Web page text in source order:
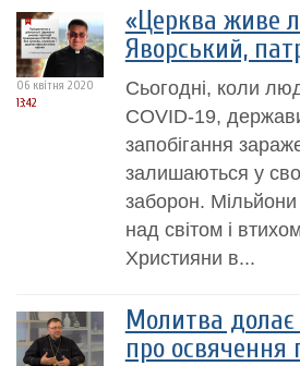
06 квітня 2020
13:42
«Церква живе
Яворський,
Сьогодні, коли
COVID-19,
запобігання
залишаються у
заборон.
над світом і
Християни в...
Молитва долає
про освячення